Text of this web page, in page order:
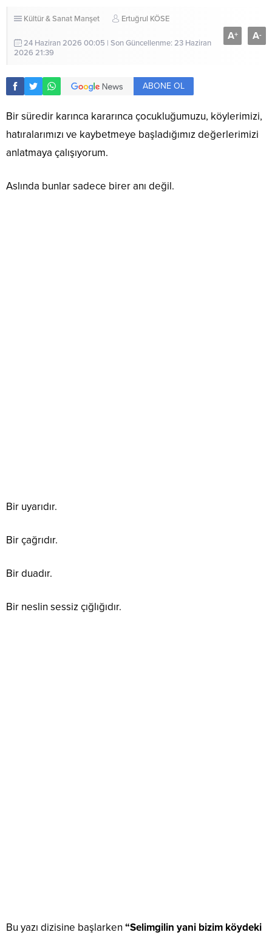
Kültür & Sanat Manşet Ertuğrul KÖSE
24 Haziran 2026 00:05 | Son Güncellenme: 23 Haziran
2026 21:39
A+ A-
ABONE OL
Bir süredir karınca kararınca çocukluğumuzu, köylerimizi,
hatıralarımızı ve kaybetmeye başladığımız değerlerimizi
anlatmaya çalışıyorum.
Aslında bunlar sadece birer anı değil.
Bir uyarıdır.
Bir çağrıdır.
Bir duadır.
Bir neslin sessiz çığlığıdır.
Bu yazı dizisine başlarken “Selimgilin yani bizim köydeki